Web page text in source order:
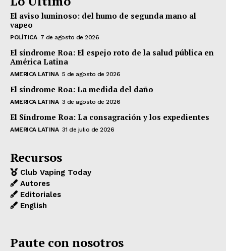
El aviso luminoso: del humo de segunda mano al
vapeo
POLÍTICA 7 de agosto de 2026
El síndrome Roa: El espejo roto de la salud pública en
América Latina
AMERICA LATINA 5 de agosto de 2026
El síndrome Roa: La medida del daño
AMERICA LATINA 3 de agosto de 2026
El Síndrome Roa: La consagración y los expedientes
AMERICA LATINA 31 de julio de 2026
Recursos
Club Vaping Today
Autores
Editoriales
English
Paute con nosotros